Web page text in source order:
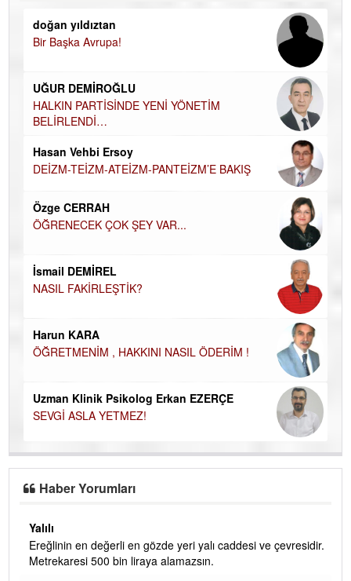
doğan yıldıztan
Bir Başka Avrupa!
UĞUR DEMİROĞLU
HALKIN PARTİSİNDE YENİ YÖNETİM
BELİRLENDİ…
Hasan Vehbi Ersoy
DEİZM-TEİZM-ATEİZM-PANTEİZM’E BAKIŞ
Özge CERRAH
ÖĞRENECEK ÇOK ŞEY VAR...
İsmail DEMİREL
NASIL FAKİRLEŞTİK?
Harun KARA
ÖĞRETMENİM , HAKKINI NASIL ÖDERİM !
Uzman Klinik Psikolog Erkan EZERÇE
SEVGİ ASLA YETMEZ!
Haber Yorumları
Yalılı
Ereğlinin en değerli en gözde yeri yalı caddesi ve çevresidir.
Metrekaresi 500 bin liraya alamazsın.